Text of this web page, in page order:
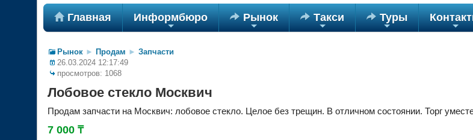
 Главная Информбюро  Рынок  Такси  Туры
Рынок ► Продам ► Запчасти
26.03.2024 12:17:49
просмотров: 1068
Лобовое стекло Москвич
Продам запчасти на Москвич: лобовое стекло. Целое без трещин. В отличном состоянии. Торг
7 000 ₸